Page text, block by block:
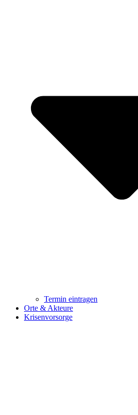
Termin eintragen
Orte & Akteure
Krisenvorsorge